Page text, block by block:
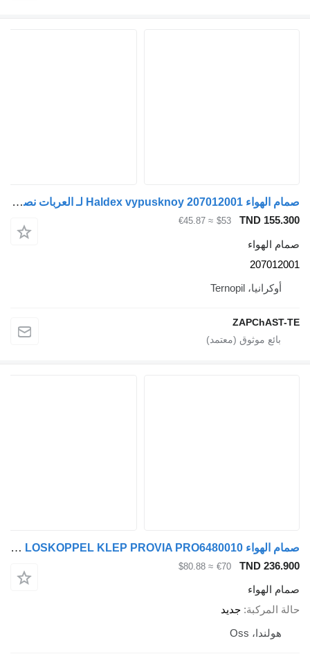
صمام الهواء Haldex vypusknoy 207012001 لـ العربات نصف المقطورة 207012001
TND
$53
≈ €45.87
الهواء
أوكرانيا، Ternopil
صمام الهواء AANHANGWAGEN LOSKOPPEL KLEP PROVIA PRO6480010 لـ العربات نصف المقطورة Schmitz Cargobull
TND
€70
≈ $80.88
الهواء
المركبة جديد
هولندا، Oss